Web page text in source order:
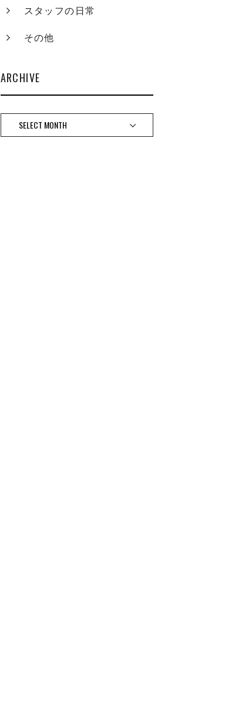
スタッフの日常
その他
ARCHIVE